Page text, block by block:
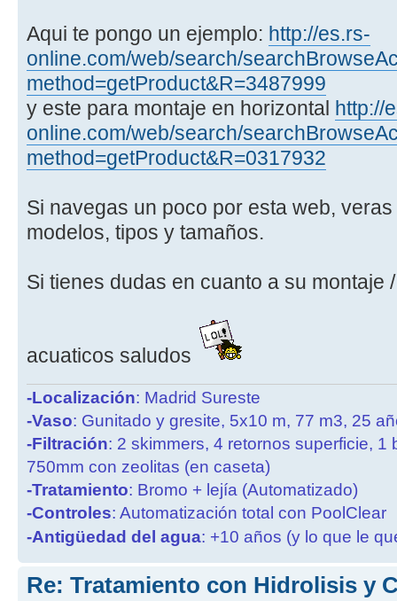
Aqui te pongo un ejemplo: http://es.rs-
online.com/web/search/
method=getProduct&R=3487999
y este para montaje en horizontal http://
online.com/web/search/
method=getProduct&R=0317932
Si navegas un poco por esta web,
modelos, tipos y tamaños.
Si tienes dudas en cuanto a su montaje
acuaticos saludos
-Localización: Madrid Sureste
-Vaso: Gunitado y gresite, 5x10 m, 77 m3, 25
-Filtración: 2 skimmers, 4 retornos superficie, 1
750mm con zeolitas (en caseta)
-Tratamiento: Bromo + lejía (Automatizado)
-Controles: Automatización total con PoolClear
-Antigüedad del agua: +10 años (y lo que le
Re: Tratamiento con Hidrolisis y